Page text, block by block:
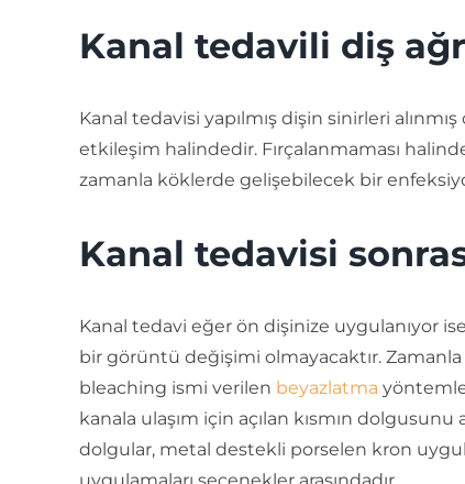
Kanal tedavili diş
Kanal tedavisi yapılmış dişin sinirleri
etkileşim halindedir. Fırçalanmaması
zamanla köklerde gelişebilecek bir
Kanal tedavisi
Kanal tedavi eğer ön dişinize uygulanıyor
bir görüntü değişimi olmayacaktır.
bleaching ismi verilen beyazlatma
kanala ulaşım için açılan kısmın
dolgular, metal destekli porselen kron